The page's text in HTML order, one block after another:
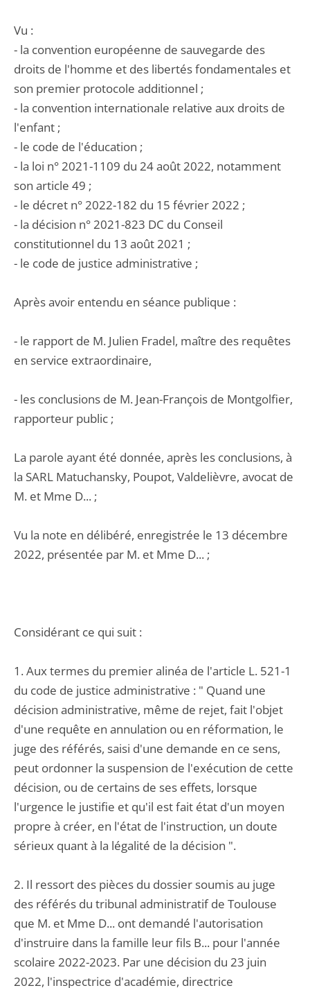
Vu :
- la convention européenne de sauvegarde des
droits de l'homme et des libertés fondamentales et
son premier protocole additionnel ;
- la convention internationale relative aux droits de
l'enfant ;
- le code de l'éducation ;
- la loi n° 2021-1109 du 24 août 2022, notamment
son article 49 ;
- le décret n° 2022-182 du 15 février 2022 ;
- la décision n° 2021-823 DC du Conseil
constitutionnel du 13 août 2021 ;
- le code de justice administrative ;
Après avoir entendu en séance publique :
- le rapport de M. Julien Fradel, maître des requêtes
en service extraordinaire,
- les conclusions de M. Jean-François de Montgolfier,
rapporteur public ;
La parole ayant été donnée, après les conclusions, à
la SARL Matuchansky, Poupot, Valdelièvre, avocat de
M. et Mme D... ;
Vu la note en délibéré, enregistrée le 13 décembre
2022, présentée par M. et Mme D... ;
Considérant ce qui suit :
1. Aux termes du premier alinéa de l'article L. 521-1
du code de justice administrative : " Quand une
décision administrative, même de rejet, fait l'objet
d'une requête en annulation ou en réformation, le
juge des référés, saisi d'une demande en ce sens,
peut ordonner la suspension de l'exécution de cette
décision, ou de certains de ses effets, lorsque
l'urgence le justifie et qu'il est fait état d'un moyen
propre à créer, en l'état de l'instruction, un doute
sérieux quant à la légalité de la décision ".
2. Il ressort des pièces du dossier soumis au juge
des référés du tribunal administratif de Toulouse
que M. et Mme D... ont demandé l'autorisation
d'instruire dans la famille leur fils B... pour l'année
scolaire 2022-2023. Par une décision du 23 juin
2022, l'inspectrice d'académie, directrice